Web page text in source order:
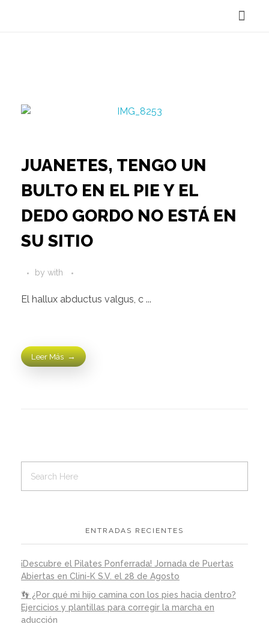
JUANETES, TENGO UN
BULTO EN EL PIE Y EL
DEDO GORDO NO ESTÁ EN
SU SITIO
by with
El hallux abductus valgus, c ...
Leer Más
ENTRADAS RECIENTES
¡Descubre el Pilates Ponferrada! Jornada de Puertas
Abiertas en Clini-K S.V. el 28 de Agosto
👣 ¿Por qué mi hijo camina con los pies hacia dentro?
Ejercicios y plantillas para corregir la marcha en
aducción